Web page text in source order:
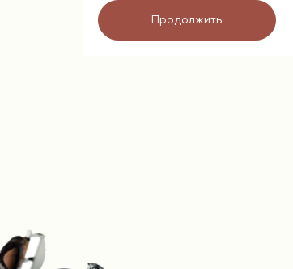
Браслеты
Продолжить